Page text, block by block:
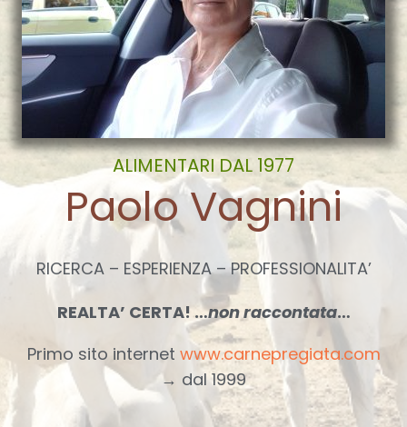
ALIMENTARI DAL 1977
Paolo Vagnini
RICERCA – ESPERIENZA – PROFESSIONALITA’
REALTA’ CERTA! …non raccontata…
Primo sito internet www.carnepregiata.com
→ dal 1999